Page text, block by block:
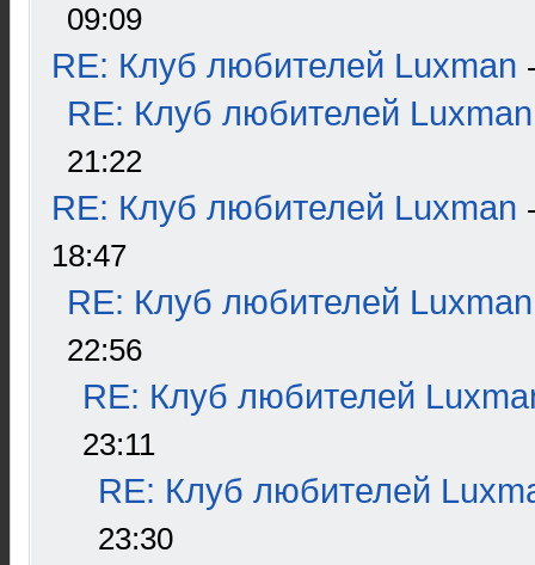
09:09
RE: Клуб любителей Luxman
RE: Клуб любителей Luxman
21:22
RE: Клуб любителей Luxman
18:47
RE: Клуб любителей Luxman
22:56
RE: Клуб любителей
23:11
RE: Клуб любителей
23:30